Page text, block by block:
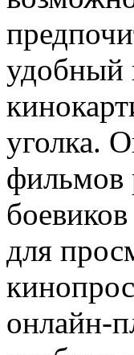
удобный
уголка.
фильмов
для
онлайн-